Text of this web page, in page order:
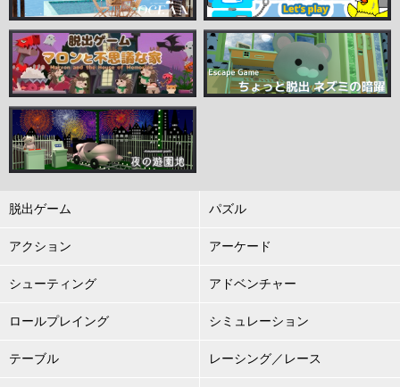
脱出ゲーム パズル
アクション アーケード
シューティング アドベンチャー
ロールプレイング シミュレーション
テーブル レーシング／レース